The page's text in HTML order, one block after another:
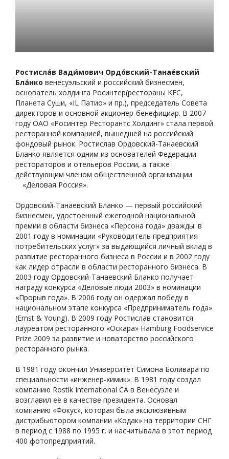
Ростисла́в Вади́мович Ордо́вский-Танае́вский
Бла́нко венесуэльский и российский бизнесмен,
основатель холдинга Росинтер(рестораны KFC,
Планета Суши, «IL Патио» и пр.), председатель Совета
директоров и основной акционер-бенефициар. В 2007
году ОАО «Росинтер Ресторантс Холдинг» стала первой
ресторанной компанией, вышедшей на российский
фондовый рынок. Ростислав Ордовский-Танаевский
Бланко является одним из основателей Федерации
рестораторов и отельеров России, а также
действующим членом общественной организации
«Деловая Россия».
Ордовский-Танаевский Бланко — первый российский
бизнесмен, удостоенный ежегодной национальной
премии в области бизнеса «Персона года» дважды: в
2001 году в номинации «Руководитель предприятия
потребительских услуг» за выдающийся личный вклад в
развитие ресторанного бизнеса в России и в 2002 году
как лидер отрасли в области ресторанного бизнеса. В
2003 году Ордовский-Танаевский Бланко получает
награду конкурса «Деловые люди 2003» в номинации
«Прорыв года». В 2006 году он одержал победу в
национальном этапе конкурса «Предприниматель года»
(Ernst & Young). В 2009 году Ростислав становится
лауреатом ресторанного «Оскара» Hamburg Foodservice
Prize 2009 за развитие и новаторство российского
ресторанного рынка.
В 1981 году окончил Университет Симона Боливара по
специальности «инженер-химик». В 1981 году создал
компанию Rostik International CA в Венесуэле и
возглавил её в качестве президента. Основал
компанию «Фокус», которая была эксклюзивным
дистрибьютором компании «Кодак» на территории СНГ
в период с 1988 по 1995 г. и насчитывала в этот период
400 фотопредприятий.